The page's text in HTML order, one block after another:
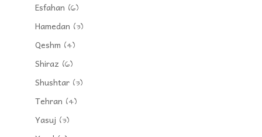
Esfahan (6)
Hamedan (3)
Qeshm (4)
Shiraz (6)
Shushtar(3)
Tehran (4)
Yasuj (3)